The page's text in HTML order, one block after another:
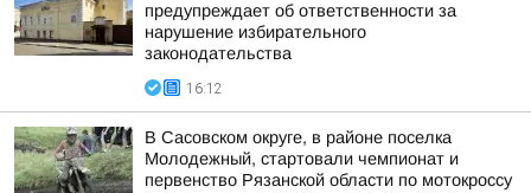
предупреждает об ответственности за
нарушение избирательного
законодательства
16:12
В Сасовском округе, в районе поселка
Молодежный, стартовали чемпионат и
первенство Рязанской области по мотокроссу